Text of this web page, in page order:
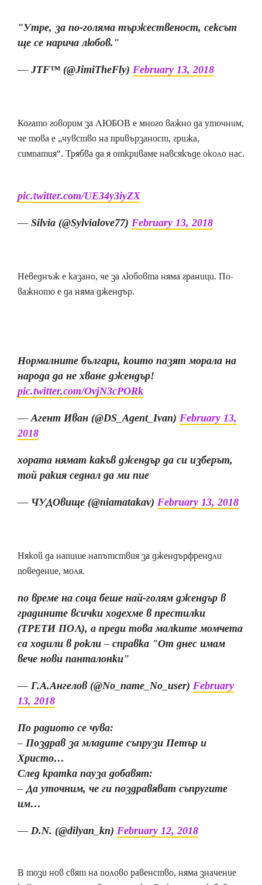
"Утре, за по-голяма тържественост, сексът
ще се нарича любов."
— JTF™ (@JimiTheFly) February 13, 2018
Когато говорим за ЛЮБОВ е много важно да уточним,
че това е „чувство на привързаност, грижа,
симпатия“. Трябва да я откриваме навсякъде около нас.
pic.twitter.com/UE34y3iyZX
— Silvia (@Sylvialove77) February 13, 2018
Неведнъж е казано, че за любовта няма граници. По-
важното е да няма джендър.
Нормалните българи, които пазят морала на
народа да не хване джендър!
pic.twitter.com/OvjN3cPORk
— Агент Иван (@DS_Agent_Ivan) February 13,
2018
хората нямат какъв джендър да си изберът,
той ракия седнал да ми пие
— ЧУДОвище (@niamatakav) February 13, 2018
Някой да напише напътствия за джендърфрендли
поведение, моля.
по време на соца беше най-голям джендър в
градините всички ходехме в престилки
(ТРЕТИ ПОЛ), а преди това малките момчета
са ходили в рокли – справка "От днес имам
вече нови панталонки"
— Г.А.Ангелов (@No_name_No_user) February
13, 2018
По радиото се чува:
– Поздрав за младите съпрузи Петър и
Христо…
След кратка пауза добавят:
– Да уточним, че ги поздравяват съпругите
им…
— D.N. (@dilyan_kn) February 12, 2018
В този нов свят на полово равенство, няма значение